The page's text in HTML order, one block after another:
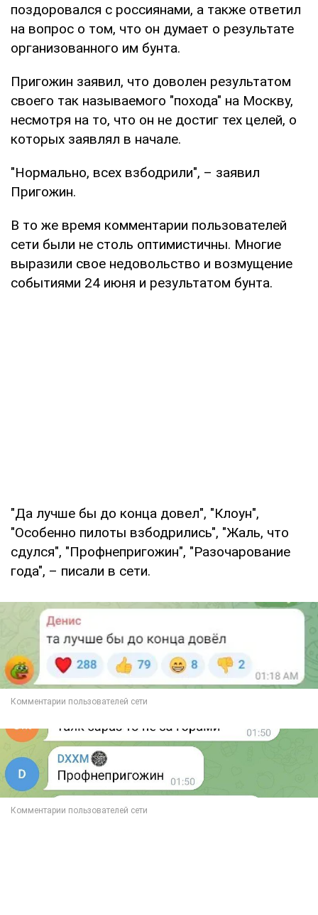
поздоровался с россиянами, а также ответил
на вопрос о том, что он думает о результате
организованного им бунта.
Пригожин заявил, что доволен результатом
своего так называемого "похода" на Москву,
несмотря на то, что он не достиг тех целей, о
которых заявлял в начале.
"Нормально, всех взбодрили", – заявил
Пригожин.
В то же время комментарии пользователей
сети были не столь оптимистичны. Многие
выразили свое недовольство и возмущение
событиями 24 июня и результатом бунта.
"Да лучше бы до конца довел", "Клоун",
"Особенно пилоты взбодрились", "Жаль, что
сдулся", "Профнепригожин", "Разочарование
года", – писали в сети.